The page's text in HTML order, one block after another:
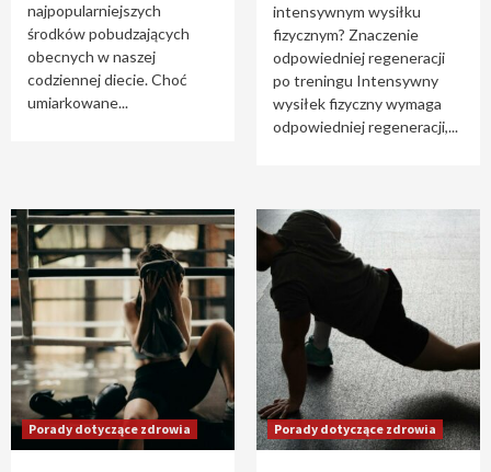
najpopularniejszych
środków pobudzających
obecnych w naszej
codziennej diecie. Choć
umiarkowane...
intensywnym wysiłku
fizycznym? Znaczenie
odpowiedniej regeneracji
po treningu Intensywny
wysiłek fizyczny wymaga
odpowiedniej regeneracji,...
Porady dotyczące zdrowia Porady dotyczące zdrowia